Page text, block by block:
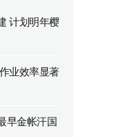
计划明年樱
业效率显著
早金帐汗国